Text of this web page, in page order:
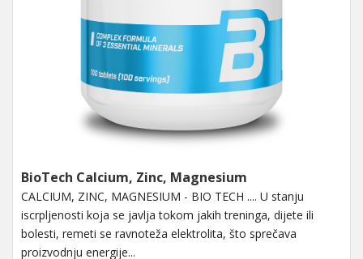
BioTech Calcium, Zinc, Magnesium
CALCIUM, ZINC, MAGNESIUM - BIO TECH .... U stanju
iscrpljenosti koja se javlja tokom jakih treninga, dijete ili
bolesti, remeti se ravnoteža elektrolita, što sprečava
proizvodnju energije...